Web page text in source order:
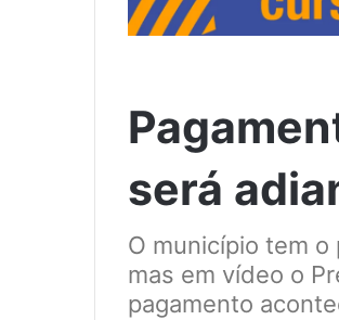
será
O município tem
mas em vídeo o
pagamento